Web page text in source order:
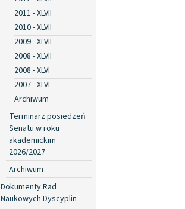
2011 - XLVII
2010 - XLVII
2009 - XLVII
2008 - XLVII
2008 - XLVI
2007 - XLVI
Archiwum
Terminarz posiedzeń
Senatu w roku
akademickim
2026/2027
Archiwum
Dokumenty Rad
Naukowych Dyscyplin